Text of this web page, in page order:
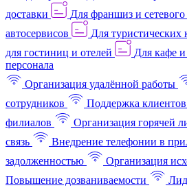
доставки
Для франшиз и сетевого
автосервисов
Для туристических
для гостиниц и отелей
Для кафе и
персонала
Организация удалённой работы
сотрудников
Поддержка клиентов
филиалов
Организация горячей
связь
Внедрение телефонии в
задолженностью
Организация
Повышение дозваниваемости